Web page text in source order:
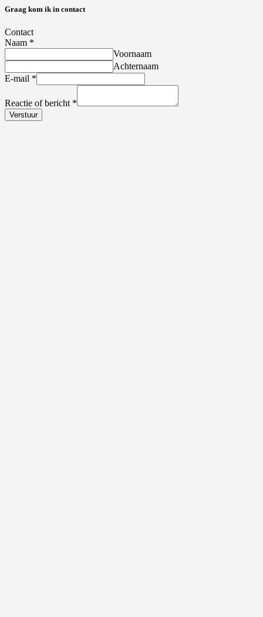
Graag kom ik in contact
Contact
Naam *
Voornaam
Achternaam
E-mail *
Reactie of bericht *
Verstuur